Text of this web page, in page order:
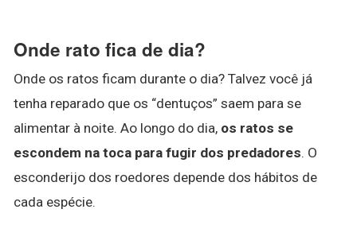
Onde rato fica de dia?
Onde os ratos ficam durante o dia? Talvez você já
tenha reparado que os “dentuços” saem para se
alimentar à noite. Ao longo do dia, os ratos se
escondem na toca para fugir dos predadores. O
esconderijo dos roedores depende dos hábitos de
cada espécie.